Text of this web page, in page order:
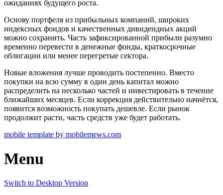
ожиданиях будущего роста.
Основу портфеля из прибыльных компаний, широких
индексных фондов и качественных дивидендных акций
можно сохранить. Часть зафиксированной прибыли разумно
временно перевести в денежные фонды, краткосрочные
облигации или менее перегретые сектора.
Новые вложения лучше проводить постепенно. Вместо
покупки на всю сумму в один день капитал можно
распределить на несколько частей и инвестировать в течение
ближайших месяцев. Если коррекция действительно начнётся,
появится возможность покупать дешевле. Если рынок
продолжит расти, часть средств уже будет работать.
mobile template by mobilemews.com
Menu
Switch to Desktop Version